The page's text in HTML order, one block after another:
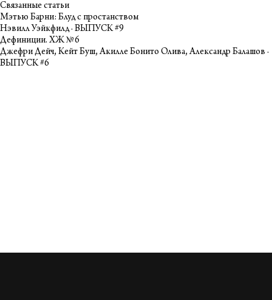
Связанные статьи
Мэтью Барни: Блуд с простанством
Нэвилл Уэйкфилд · ВЫПУСК #9
Дефиниции. ХЖ №6
Джефри Дейч, Кейт Буш, Акилле Бонито Олива, Александр Балашов ·
ВЫПУСК #6